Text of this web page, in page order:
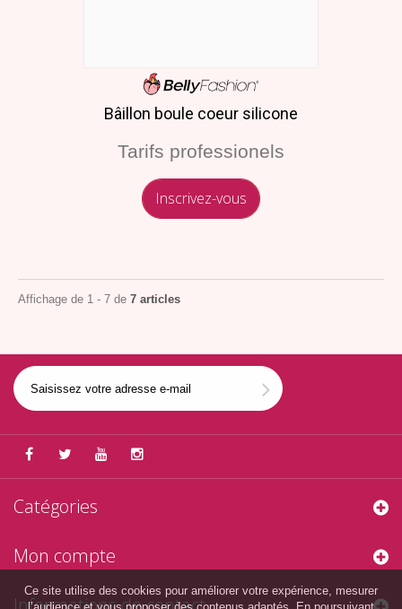
Bâillon boule coeur silicone
Tarifs professionels
Inscrivez-vous
Affichage de 1 - 7 de 7 articles
Catégories
Mon compte
Ce site utilise des cookies pour améliorer votre expérience, mesurer